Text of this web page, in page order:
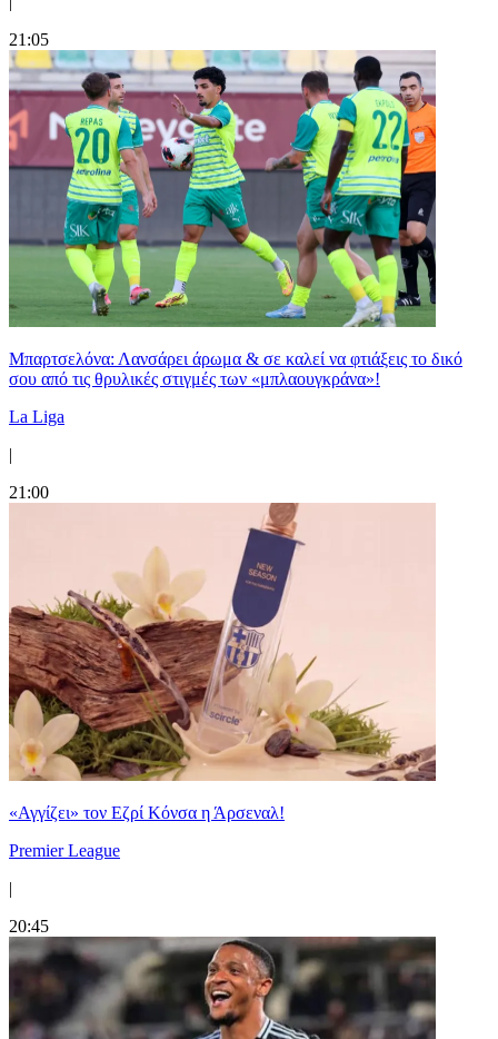
21:05
Μπαρτσελόνα: Λανσάρει άρωμα & σε καλεί να φτιάξεις το δικό
σου από τις θρυλικές στιγμές των «μπλαουγκράνα»!
La Liga
|
21:00
«Αγγίζει» τον Εζρί Κόνσα η Άρσεναλ!
Premier League
|
20:45